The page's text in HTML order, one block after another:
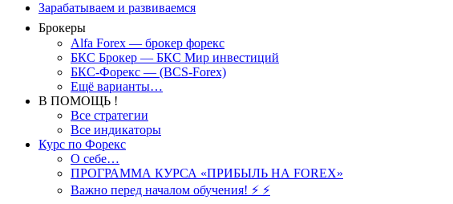
Зарабатываем и развиваемся
Брокеры
Alfa Forex — брокер форекс
БКС Брокер — БКС Мир инвестиций
БКС-Форекс — (BCS-Forex)
Ещё варианты…
В ПОМОЩЬ !
Все стратегии
Все индикаторы
Курс по Форекс
О себе…
ПРОГРАММА КУРСА «ПРИБЫЛЬ НА FOREX»
Важно перед началом обучения! ⚡ ⚡